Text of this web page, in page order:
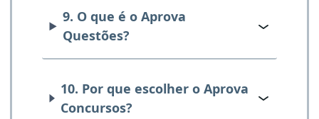
9. O que é o Aprova
Questões?
10. Por que escolher o Aprova
Concursos?